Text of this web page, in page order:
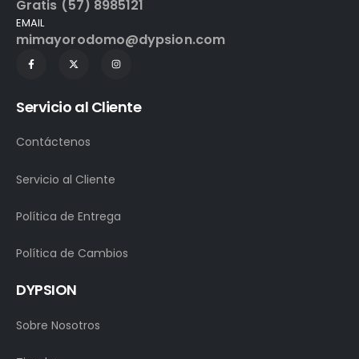
Gratis (57) 8985121
EMAIL
mimayorodomo@dypsion.com
Servicio al Cliente
Contáctenos
Servicio al Cliente
Política de Entrega
Política de Cambios
DYPSION
Sobre Nosotros